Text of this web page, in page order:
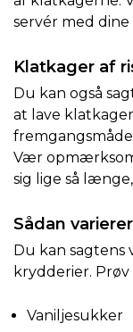
servér med
Klatkager af
Du kan også
at lave
Vær
sig lige så
Sådan
Du kan sagtens
krydderier. Prøv
Vaniljesukker